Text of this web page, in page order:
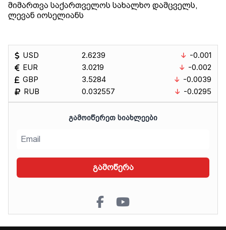
მიმართვა საქართველოს სახალხო დამცველს,
ლევან იოსელიანს
USD
EUR
GBP
RUB
2.6239
3.0219
3.5284
0.032557
-0.001
-0.002
-0.0039
-0.0295
ᲒᲐᲛᲝᲘᲬᲔᲠᲔᲗ ᲡᲘᲐᲮᲚᲔᲔᲑᲘ
გამოწერა